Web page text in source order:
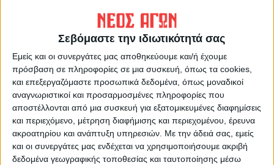
Σεβόμαστε την ιδιωτικότητά σας
Εμείς και οι συνεργάτες μας αποθηκεύουμε και/ή έχουμε
πρόσβαση σε πληροφορίες σε μια συσκευή, όπως τα cookies,
και επεξεργαζόμαστε προσωπικά δεδομένα, όπως μοναδικοί
αναγνωριστικοί και προσαρμοσμένες πληροφορίες που
αποστέλλονται από μια συσκευή για εξατομικευμένες διαφημίσεις
και περιεχόμενο, μέτρηση διαφήμισης και περιεχομένου, έρευνα
ακροατηρίου και ανάπτυξη υπηρεσιών. Με την άδειά σας, εμείς
και οι συνεργάτες μας ενδέχεται να χρησιμοποιήσουμε ακριβή
δεδομένα γεωγραφικής τοποθεσίας και ταυτοποίησης μέσω
Δημοτική Σύμβουλος Ποδηματά Ι., η ειδική
συνεργάτιδα Μ. Ποδηματά και η κ. Χρ.
Τσιαμαντά διοικητικό στέλεχος του δήμου.
Τους καθηγητές καλωσόρισε και
ευχαρίστησε ο δήμαρχος, ο οποίος ανέφερε
ότι οι δημότες Λίμνης Πλαστήρα –
καθηγητές Πανεπιστημίων στην Ελλάδα και
το εξωτερικό, αποτελούν πολύτιμο